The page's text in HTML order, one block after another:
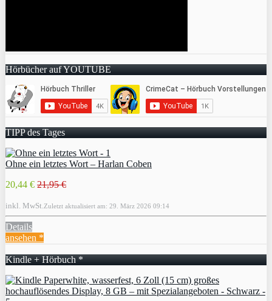
Hörbücher auf YOUTUBE
TIPP des Tages
Ohne ein letztes Wort – Harlan Coben
20,44 € 21,95 €
inkl. MwSt. Zuletzt aktualisiert am: 29. März 2026 09:14
Details
ansehen *
Kindle + Hörbuch *